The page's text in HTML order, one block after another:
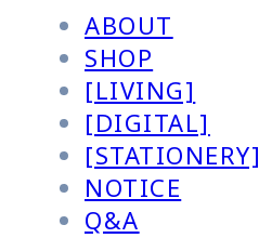
ABOUT
SHOP
[LIVING]
[DIGITAL]
[STATIONERY]
NOTICE
Q&A